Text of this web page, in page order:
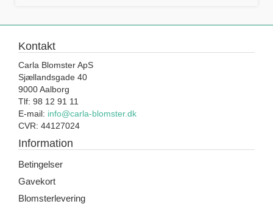
Kontakt
Carla Blomster ApS
Sjællandsgade 40
9000 Aalborg
Tlf: 98 12 91 11
E-mail: info@carla-blomster.dk
CVR: 44127024
Information
Betingelser
Gavekort
Blomsterlevering